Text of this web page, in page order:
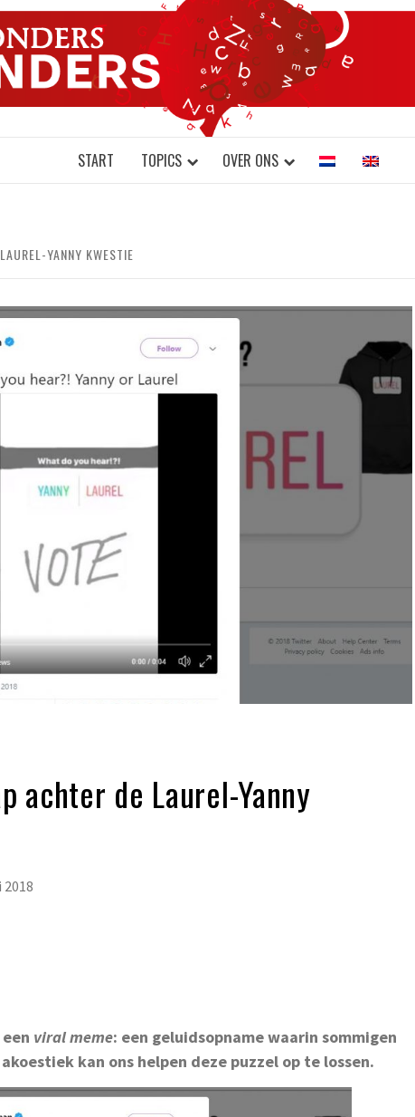
DONDERS
ON BRAINS AND SCIENCE
START TOPICS OVER ONS
YANNY KWESTIE
achter de Laurel-Yanny
2018
viral meme: een geluidsopname waarin sommigen
kan ons helpen deze puzzel op te lossen.